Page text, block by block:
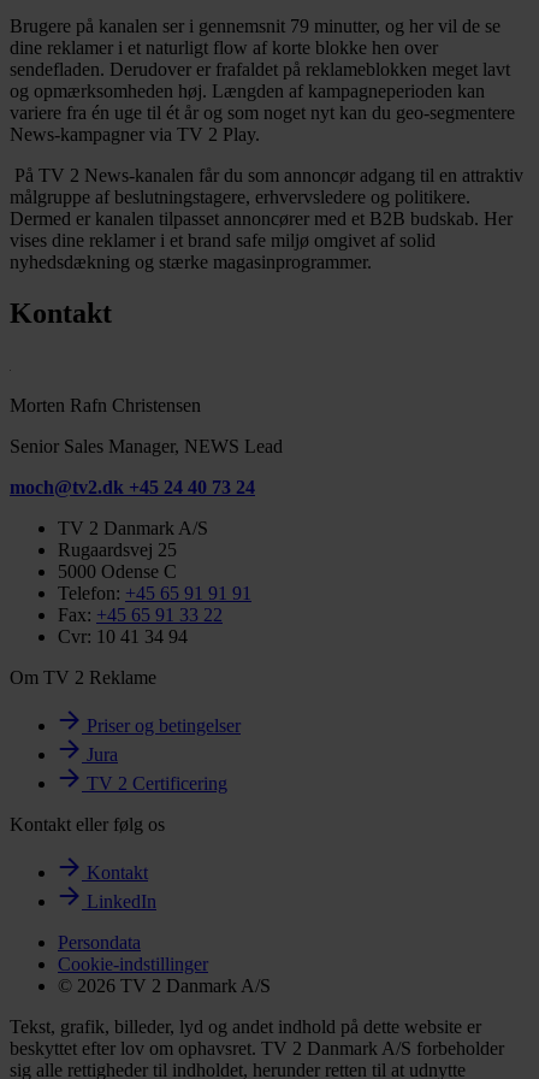
Brugere på kanalen ser i gennemsnit 79 minutter, og her vil de se
dine reklamer i et naturligt flow af korte blokke hen over
sendefladen. Derudover er frafaldet på reklameblokken meget lavt
og opmærksomheden høj. Længden af kampagneperioden kan
variere fra én uge til ét år og som noget nyt kan du geo-segmentere
News-kampagner via TV 2 Play.
På TV 2 News-kanalen får du som annoncør adgang til en attraktiv
målgruppe af beslutningstagere, erhvervsledere og politikere.
Dermed er kanalen tilpasset annoncører med et B2B budskab. Her
vises dine reklamer i et brand safe miljø omgivet af solid
nyhedsdækning og stærke magasinprogrammer.
Kontakt
Morten Rafn Christensen
Senior Sales Manager, NEWS Lead
moch@tv2.dk +45 24 40 73 24
TV 2 Danmark A/S
Rugaardsvej 25
5000 Odense C
Telefon: +45 65 91 91 91
Fax: +45 65 91 33 22
Cvr: 10 41 34 94
Om TV 2 Reklame
Priser og betingelser
Jura
TV 2 Certificering
Kontakt eller følg os
Kontakt
LinkedIn
Persondata
Cookie-indstillinger
© 2026 TV 2 Danmark A/S
Tekst, grafik, billeder, lyd og andet indhold på dette website er
beskyttet efter lov om ophavsret. TV 2 Danmark A/S forbeholder
sig alle rettigheder til indholdet, herunder retten til at udnytte